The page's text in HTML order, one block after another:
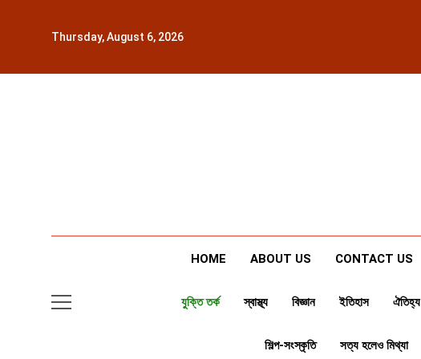
Thursday, August 6, 2026
HOME ABOUT US CONTACT US
যুক্তি তর্ক স্বাস্থ্য বিজ্ঞান ইতিহাস ঐতিহ্য
শিল্প-সংস্কৃতি সত্য হলেও মিথ্যা